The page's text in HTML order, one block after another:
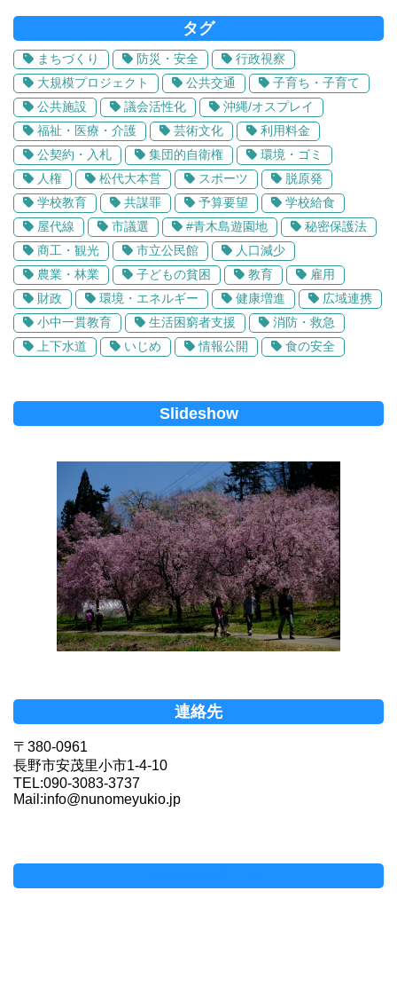
タグ
まちづくり 防災・安全
行政視察
大規模プロジェクト
公共交通
子育ち・子育て
公共施設
議会活性化
沖縄/オスプレイ
福祉・医療・介護
芸術文化
利用料金
公契約・入札
集団的自衛権
環境・ゴミ
人権
松代大本営 スポーツ
脱原発
学校教育
共謀罪 予算要望
学校給食
屋代線
市議選 #青木島遊園地
秘密保護法
商工・観光
市立公民館
人口減少
農業・林業
子どもの貧困 教育
雇用
財政
環境・エネルギー 健康増進
広域連携
小中一貫教育
生活困窮者支援
消防・救急
上下水道
いじめ 情報公開 食の安全
Slideshow
連絡先
〒380-0961
長野市安茂里小市1-4-10
TEL:090-3083-3737
Mail:info@nunomeyukio.jp